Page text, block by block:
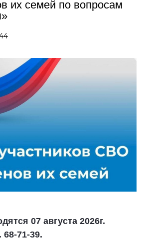
их семей по вопросам
07 августа 2026г.
68-71-39.